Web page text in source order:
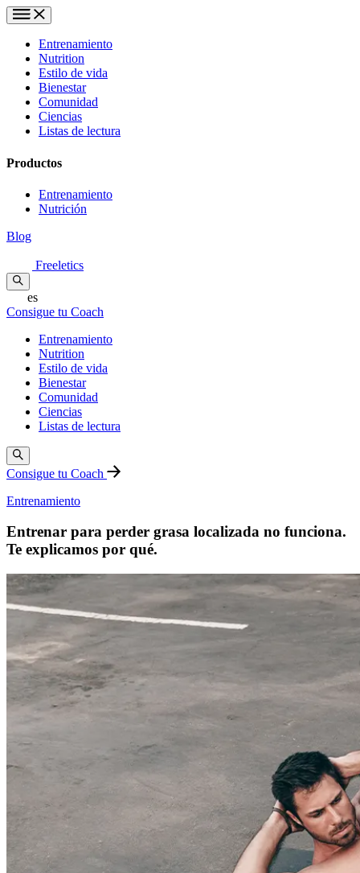
Entrenamiento
Nutrition
Estilo de vida
Bienestar
Comunidad
Ciencias
Listas de lectura
Productos
Entrenamiento
Nutrición
Blog
Freeletics
es
Consigue tu Coach
Entrenamiento
Nutrition
Estilo de vida
Bienestar
Comunidad
Ciencias
Listas de lectura
Consigue tu Coach
Entrenamiento
Entrenar para perder grasa localizada no funciona.
Te explicamos por qué.